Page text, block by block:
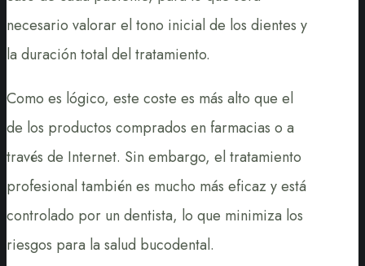
necesario valorar el tono inicial de los dientes y
la duración total del tratamiento.
Como es lógico, este coste es más alto que el
de los productos comprados en farmacias o a
través de Internet. Sin embargo, el tratamiento
profesional también es mucho más eficaz y está
controlado por un dentista, lo que minimiza los
riesgos para la salud bucodental.